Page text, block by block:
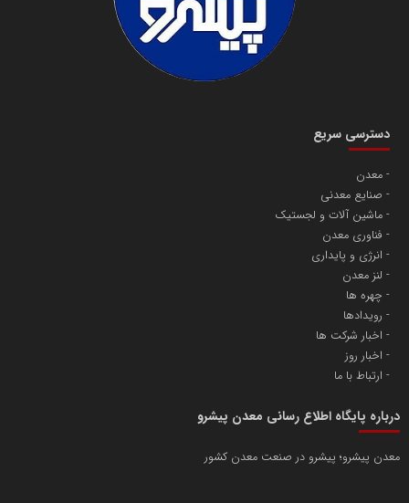
دسترسی سریع
معدن
صنایع معدنی
ماشین آلات و لجستیک
فناوری معدن
انرژی و پایداری
لنز معدن
چهره ها
رویدادها
اخبار شرکت ها
اخبار روز
ارتباط با ما
درباره پایگاه اطلاع رسانی معدن پیشرو
معدن پیشرو؛ پیشرو در صنعت معدن کشور